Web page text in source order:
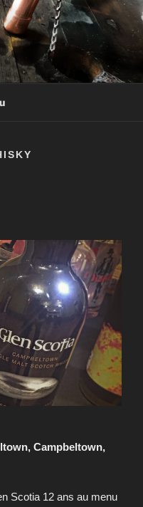
DRAM!
Campbeltown,
Scotia 12 ans au menu